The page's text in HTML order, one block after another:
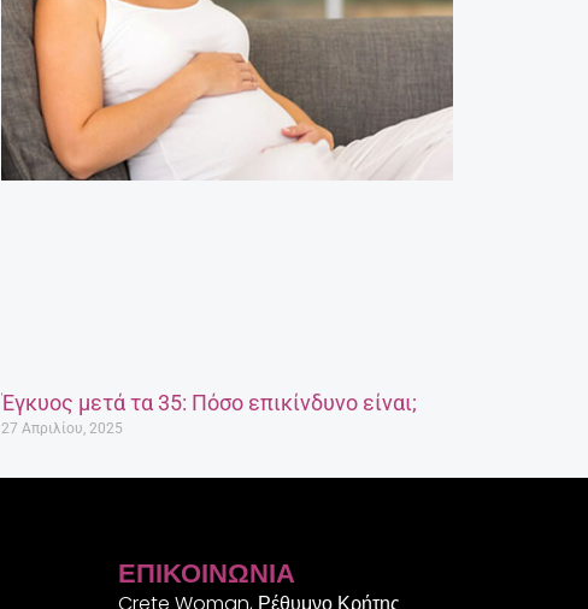
Έγκυος μετά τα 35: Πόσο επικίνδυνο είναι;
27 Απριλίου, 2025
ΕΠΙΚΟΙΝΩΝΊΑ